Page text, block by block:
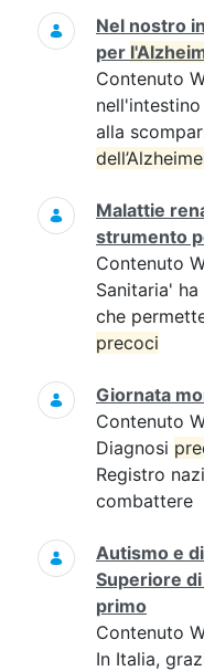
Nel nostro
per
Contenuto
alla
Malattie
strumento
Contenuto
Sanitaria'
che
precoci
Giornata
Contenuto
Diagnosi
Registro
combattere
Autismo e
Superiore
primo
Contenuto
In Italia,